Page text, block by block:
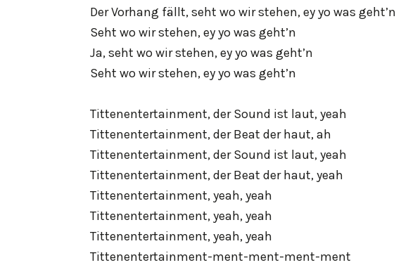
Der Vorhang fällt, seht wo wir stehen, ey yo was geht’n
Seht wo wir stehen, ey yo was geht’n
Ja, seht wo wir stehen, ey yo was geht’n
Seht wo wir stehen, ey yo was geht’n
Tittenentertainment, der Sound ist laut, yeah
Tittenentertainment, der Beat der haut, ah
Tittenentertainment, der Sound ist laut, yeah
Tittenentertainment, der Beat der haut, yeah
Tittenentertainment, yeah, yeah
Tittenentertainment, yeah, yeah
Tittenentertainment, yeah, yeah
Tittenentertainment-ment-ment-ment-ment